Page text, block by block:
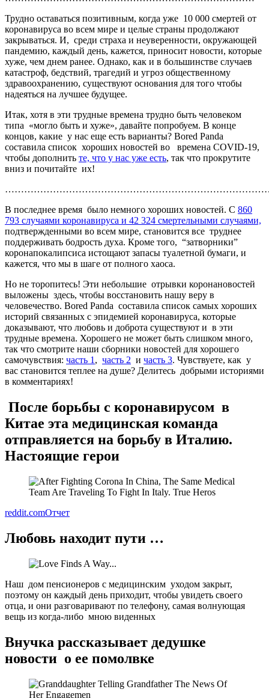
Трудно оставаться позитивным, когда уже 10 000 смертей от
коронавируса во всем мире и целые страны продолжают
закрываться. И, среди страха и неуверенности, окружающей
пандемию, каждый день, кажется, приносит новости, которые
хуже, чем днем ​​ранее. Однако, как и в большинстве случаев
катастроф, бедствий, трагедий и угроз общественному
здравоохранению, существуют основания для того чтобы
надеяться на лучшее будущее.
Итак, хотя в эти трудные времена трудно быть человеком
типа «могло быть и хуже», давайте попробуем. В конце
концов, какие у нас еще есть варианты? Bored Panda
составила список хороших новостей во времена COVID-19,
чтобы дополнить те, что у нас уже есть, так что прокрутите
вниз и почитайте их!
В последнее время было немного хороших новостей. С 860
793 случаями коронавируса и 42 324 смертельными случаями,
подтвержденными во всем мире, становится все труднее
поддерживать бодрость духа. Кроме того, “затворники”
коронапокалипсиса истощают запасы туалетной бумаги, и
кажется, что мы в шаге от полного хаоса.
Но не торопитесь! Эти небольшие отрывки коронановостей
выложены здесь, чтобы восстановить нашу веру в
человечество. Bored Panda составила список самых хороших
историй связанных с эпидемией коронавируса, которые
доказывают, что любовь и доброта существуют и в эти
трудные времена. Хорошего не может быть слишком много,
так что смотрите наши сборники новостей для хорошего
самочувствия: часть 1 , часть 2 и часть 3. Чувствуете, как у
вас становится теплее на душе? Делитесь добрыми историями
в комментариях!
После борьбы с коронавирусом в
Китае эта медицинская команда
отправляется на борьбу в Италию.
Настоящие герои
reddit.comОтчет
Любовь находит пути …
Наш дом пенсионеров с медицинским уходом закрыт,
поэтому он каждый день приходит, чтобы увидеть своего
отца, и они разговаривают по телефону, самая волнующая
вещь из когда-либо мною виденных
Внучка рассказывает дедушке
новости о ее помолвке